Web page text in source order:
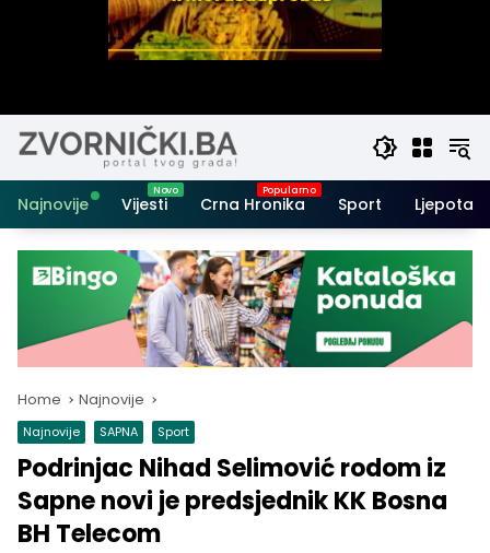
Najnovije Vijesti Crna Hronika Sport Ljepota i
Home Najnovije
Najnovije SAPNA Sport
Podrinjac Nihad Selimović rodom iz
Sapne novi je predsjednik KK Bosna
BH Telecom